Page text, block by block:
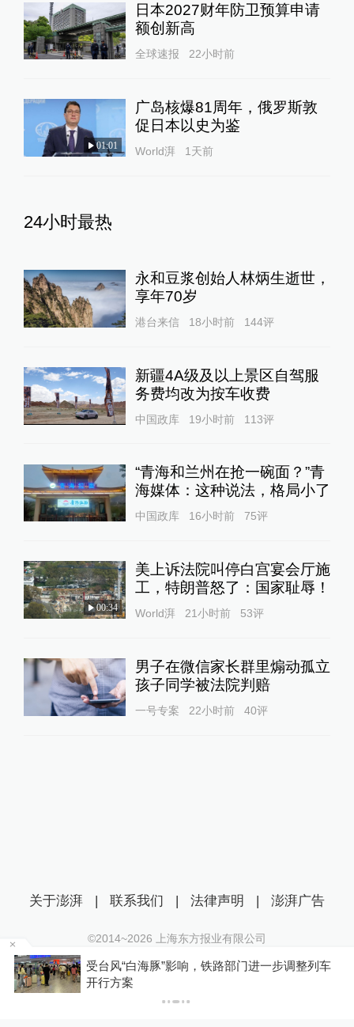
日本2027财年防卫预算申请
额创新高
全球速报 22小时前
01:01
广岛核爆81周年，俄罗斯敦
促日本以史为鉴
World湃 1天前
24小时最热
永和豆浆创始人林炳生逝世，
享年70岁
港台来信 18小时前 144评
新疆4A级及以上景区自驾服
务费均改为按车收费
中国政库 19小时前 113评
“青海和兰州在抢一碗面？”青
海媒体：这种说法，格局小了
中国政库 16小时前 75评
00:34
美上诉法院叫停白宫宴会厅施
工，特朗普怒了：国家耻辱！
World湃 21小时前 53评
男子在微信家长群里煽动孤立
孩子同学被法院判赔
一号专案 22小时前 40评
受台风“白海豚”影响，铁路部门进一步调整列车
开行方案
关于澎湃 | 联系我们 | 法律声明 | 澎湃广告
©2014~2026 上海东方报业有限公司
沪ICP证：沪B2-20170116 | 沪ICP备14003370号
互联网新闻信息服务许可证：31120170006
沪公网安备 31010602000299号